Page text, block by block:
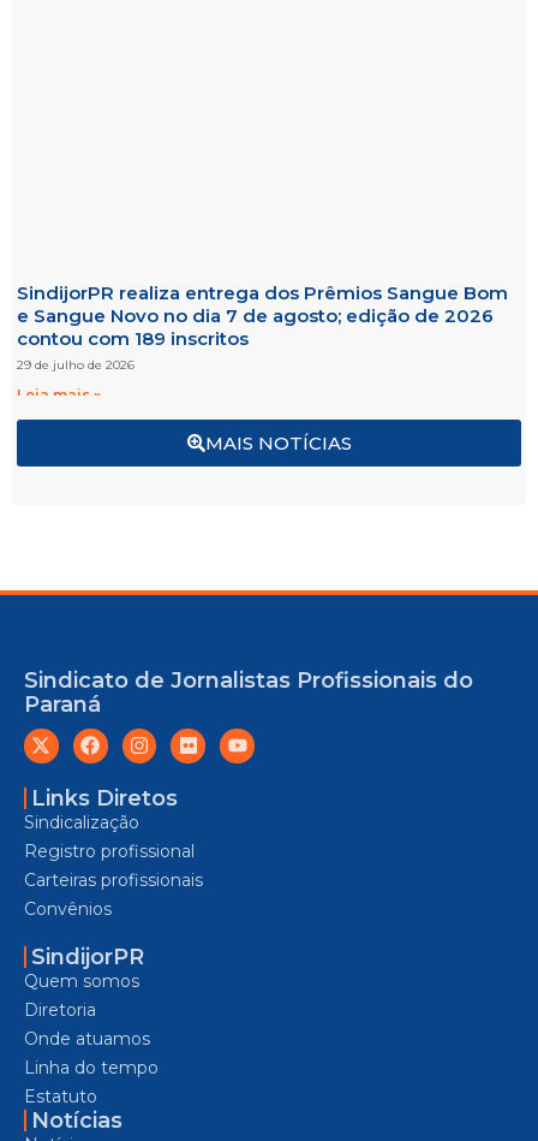
MAIS NOTÍCIAS
SindijorPR realiza entrega dos Prêmios Sangue Bom
e Sangue Novo no dia 7 de agosto; edição de 2026
contou com 189 inscritos
29 de julho de 2026
Leia mais »
Sindicato de Jornalistas Profissionais do
Paraná
Links Diretos
Sindicalização
Registro profissional
Carteiras profissionais
Convênios
SindijorPR
Quem somos
Diretoria
Onde atuamos
Linha do tempo
Estatuto
Notícias